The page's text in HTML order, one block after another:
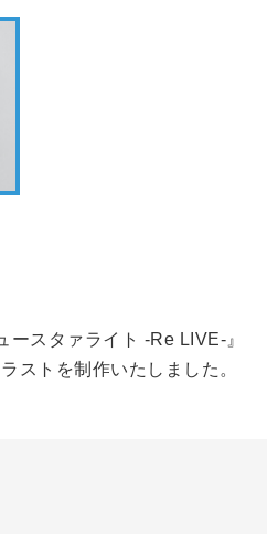
スタァライト -Re LIVE-』
ストを制作いたしました。